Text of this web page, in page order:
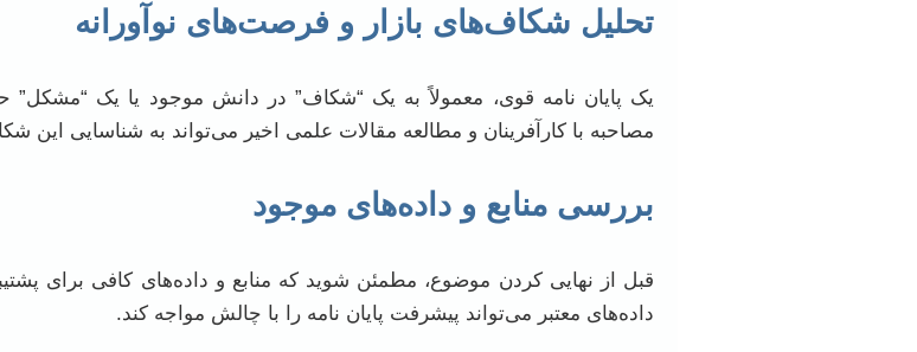
تحلیل شکاف‌های بازار و فرصت‌های نوآورانه
یک پایان نامه قوی، معمولاً به یک “شکاف” در دانش موجود یا یک
مصاحبه با کارآفرینان و مطالعه مقالات علمی اخیر می‌تواند به شناسایی این
بررسی منابع و داده‌های موجود
قبل از نهایی کردن موضوع، مطمئن شوید که منابع و داده‌های کافی برای
داده‌های معتبر می‌تواند پیشرفت پایان نامه را با چالش مواجه کند.